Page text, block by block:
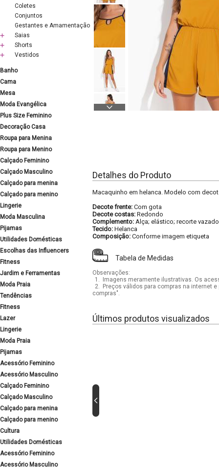
Coletes
Conjuntos
Gestantes e Amamentação
Saias
Shorts
Vestidos
Banho
Cama
Mesa
Moda Evangélica
Plus Size Feminino
Decoração Casa
Roupa para Menina
Roupa para Menino
Calçado Feminino
Calçado Masculino
Calçado para menina
Calçado para menino
Lingerie
Moda Masculina
Pijamas
Utilidades Domésticas
Escolhas das Influencers
Fitness
Jardim e Ferramentas
Moda Praia
Tendências
Fitness
Lazer
Lingerie
Moda Praia
Pijamas
Acessório Feminino
Acessório Masculino
Calçado Feminino
Calçado Masculino
Calçado para menina
Calçado para menino
Cultura
Utilidades Domésticas
Acessório Feminino
Acessório Masculino
Detalhes do Produto
Macaquinho em helanca. Modelo com
Decote frente: Com gota
Decote costas: Redondo
Complemento: Alça; elástico; recorte vazado
Tecido: Helanca
Composição: Conforme imagem etiqueta
Tabela de Medidas
Observações:
1.
Imagens meramente ilustrativas. Os
2.
Preços válidos para compras na internet
compras".
Últimos produtos visualizados